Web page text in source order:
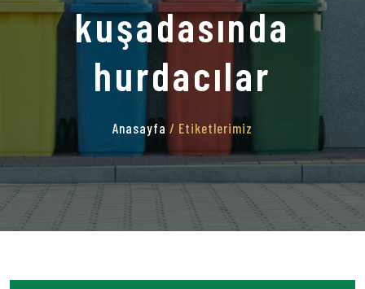
kuşadasında
hurdacılar
Anasayfa / Etiketlerimiz